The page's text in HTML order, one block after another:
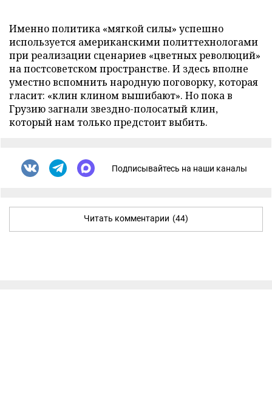
Именно политика «мягкой силы» успешно
используется американскими политтехнологами
при реализации сценариев «цветных революций»
на постсоветском пространстве. И здесь вполне
уместно вспомнить народную поговорку, которая
гласит: «клин клином вышибают». Но пока в
Грузию загнали звездно-полосатый клин,
который нам только предстоит выбить.
Подписывайтесь на наши каналы
Читать комментарии (44)